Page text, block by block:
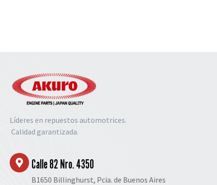
Líderes en repuestos automotrices.
Calidad garantizada.
Calle 82 Nro. 4350
B1650 Billinghurst, Pcia. de Buenos Aires